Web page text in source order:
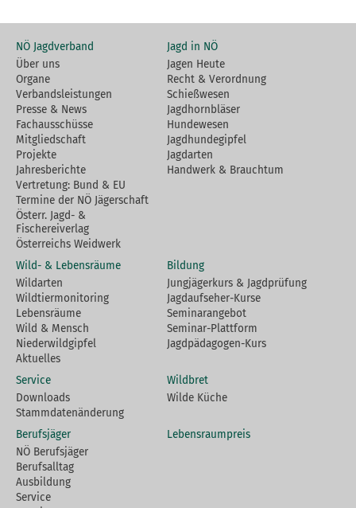
NÖ Jagdverband
Über uns
Organe
Verbandsleistungen
Presse & News
Fachausschüsse
Mitgliedschaft
Projekte
Jahresberichte
Vertretung: Bund & EU
Termine der NÖ Jägerschaft
Österr. Jagd- &
Fischereiverlag
Österreichs Weidwerk
Jagd in NÖ
Jagen Heute
Recht & Verordnung
Schießwesen
Jagdhornbläser
Hundewesen
Jagdhundegipfel
Jagdarten
Handwerk & Brauchtum
Wild- & Lebensräume
Wildarten
Wildtiermonitoring
Lebensräume
Wild & Mensch
Niederwildgipfel
Aktuelles
Bildung
Jungjägerkurs & Jagdprüfung
Jagdaufseher-Kurse
Seminarangebot
Seminar-Plattform
Jagdpädagogen-Kurs
Service
Downloads
Stammdatenänderung
Wildbret
Wilde Küche
Berufsjäger
NÖ Berufsjäger
Berufsalltag
Ausbildung
Service
Lebensraumpreis